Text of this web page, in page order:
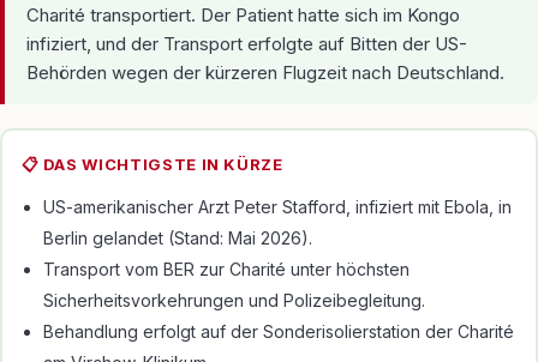
Charité transportiert. Der Patient hatte sich im Kongo
infiziert, und der Transport erfolgte auf Bitten der US-
Behörden wegen der kürzeren Flugzeit nach Deutschland.
📋 DAS WICHTIGSTE IN KÜRZE
US-amerikanischer Arzt Peter Stafford, infiziert mit Ebola, in
Berlin gelandet (Stand: Mai 2026).
Transport vom BER zur Charité unter höchsten
Sicherheitsvorkehrungen und Polizeibegleitung.
Behandlung erfolgt auf der Sonderisolierstation der Charité